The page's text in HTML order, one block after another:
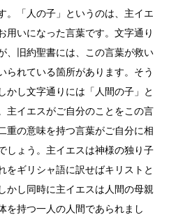
。「人の子」というのは、主イエ
用いになった言葉です。文字通り
、旧約聖書には、この言葉が救い
られている箇所があります。そう
かし文字通りには「人間の子」と
主イエスがご自分のことをこの言
重の意味を持つ言葉がご自分に相
しょう。主イエスは神様の独り子
をギリシャ語に訳せばキリストと
かし同時に主イエスは人間の母親
を持つ一人の人間であられまし